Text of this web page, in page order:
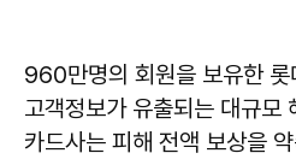
960만명의 회원을 보유한
고객정보가 유출되는 대규모
카드사는 피해 전액 보상을